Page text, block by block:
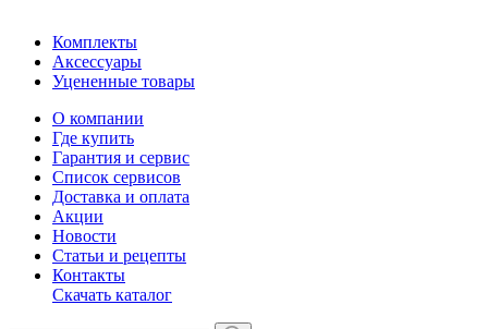
Комплекты
Аксессуары
Уцененные товары
О компании
Где купить
Гарантия и сервис
Список сервисов
Доставка и оплата
Акции
Новости
Статьи и рецепты
Контакты
Скачать каталог